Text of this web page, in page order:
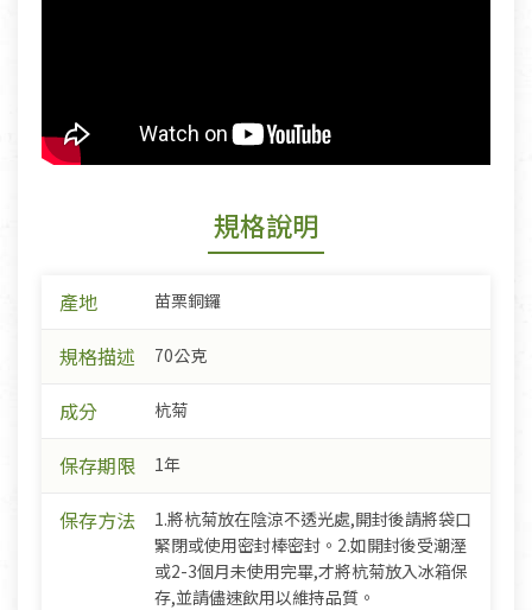
規格說明
產地 苗栗銅鑼
規格描述 70公克
成分 杭菊
保存期限 1年
保存方法
1.將杭菊放在陰涼不透光處,開封後請將袋口
緊閉或使用密封棒密封。2.如開封後受潮溼
或2-3個月未使用完畢,才將杭菊放入冰箱保
存,並請儘速飲用以維持品質。